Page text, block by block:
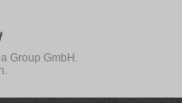
Group GmbH.